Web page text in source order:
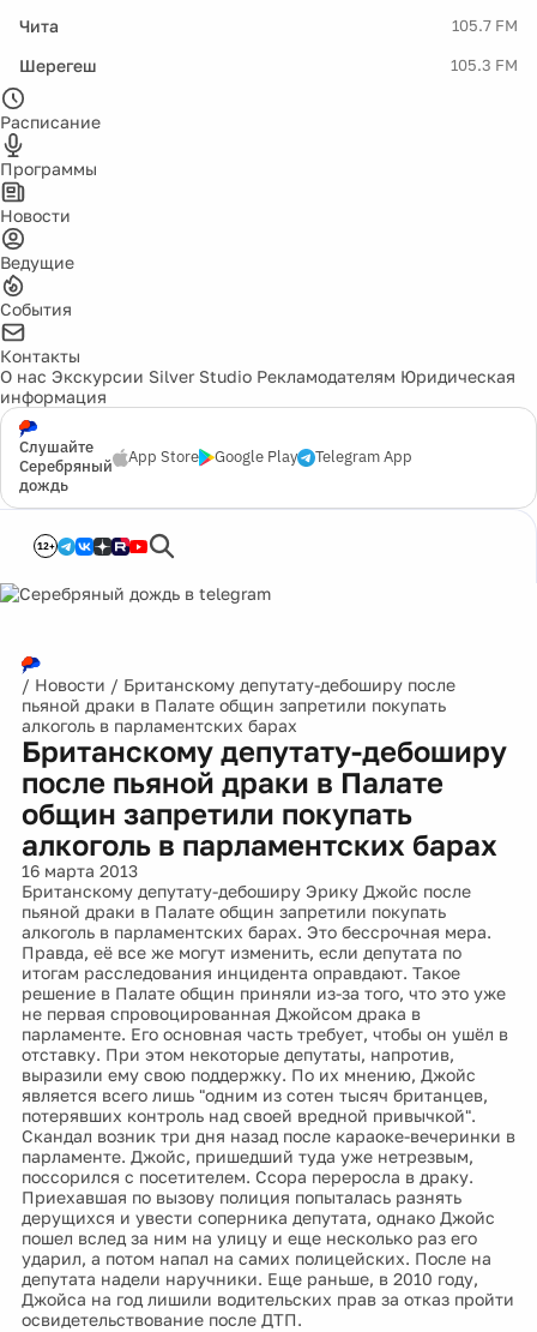
Чита 105.7 FM
Шерегеш 105.3 FM
Расписание
Программы
Новости
Ведущие
События
Контакты
О нас Экскурсии Silver Studio Рекламодателям Юридическая
информация
Слушайте
Серебряный
дождь
App Store Google Play Telegram App
12+
/ Новости / Британскому депутату-дебоширу после
пьяной драки в Палате общин запретили покупать
алкоголь в парламентских барах
Британскому депутату-дебоширу
после пьяной драки в Палате
общин запретили покупать
алкоголь в парламентских барах
16 марта 2013
Британскому депутату-дебоширу Эрику Джойс после
пьяной драки в Палате общин запретили покупать
алкоголь в парламентских барах. Это бессрочная мера.
Правда, её все же могут изменить, если депутата по
итогам расследования инцидента оправдают. Такое
решение в Палате общин приняли из-за того, что это уже
не первая спровоцированная Джойсом драка в
парламенте. Его основная часть требует, чтобы он ушёл в
отставку. При этом некоторые депутаты, напротив,
выразили ему свою поддержку. По их мнению, Джойс
является всего лишь "одним из сотен тысяч британцев,
потерявших контроль над своей вредной привычкой".
Скандал возник три дня назад после караоке-вечеринки в
парламенте. Джойс, пришедший туда уже нетрезвым,
поссорился с посетителем. Ссора переросла в драку.
Приехавшая по вызову полиция попыталась разнять
дерущихся и увести соперника депутата, однако Джойс
пошел вслед за ним на улицу и еще несколько раз его
ударил, а потом напал на самих полицейских. После на
депутата надели наручники. Еще раньше, в 2010 году,
Джойса на год лишили водительских прав за отказ пройти
освидетельствование после ДТП.